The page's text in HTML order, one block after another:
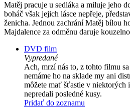
Matěj pracuje u sedláka a miluje jeho
boháč však jejich lásce nepřeje,
ženicha. Jednou zachrání Matěj bílou
Majdalence za odměnu daruje
DVD film
Vypredané
Ach, mrzí nás to, z tohto filmu
nemáme ho na sklade my ani
môžete mať šťastie v niektorých
nepredali posledné kusy.
Pridať do zoznamu